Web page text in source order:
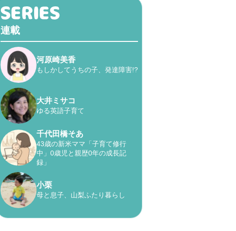
連載
河原崎美香
もしかしてうちの子、発達障害!?
大井ミサコ
ゆる英語子育て
千代田橋そあ
43歳の新米ママ「子育て修行
中」0歳児と親歴0年の成長記
録」
小栗
母と息子、山梨ふたり暮らし